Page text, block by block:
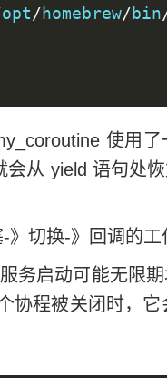
opt/homebrew/bin
使用了
从 yield 语句处
切换-》回调的工
务启动可能无限
协程被关闭时，